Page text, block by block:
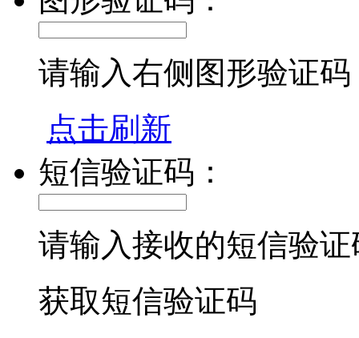
请输入右侧图形验证码
点击刷新
短信验证码：
请输入接收的短信验证
获取短信验证码